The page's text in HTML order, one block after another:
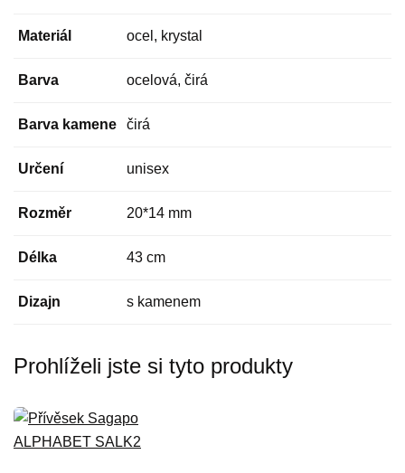
Materiál ocel, krystal
Barva ocelová, čirá
Barva kamene čirá
Určení unisex
Rozměr 20*14 mm
Délka 43 cm
Dizajn s kamenem
Prohlíželi jste si tyto produkty